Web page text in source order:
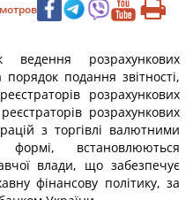
розрахункових
подання звітності,
розрахункових
розрахункових
з торгівлі валютними
встановлюються
влади, що забезпечує
фінансову політику, за